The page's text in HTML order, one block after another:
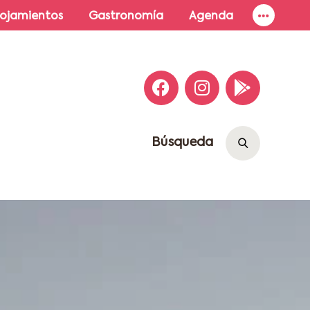
Gastronomía Agenda
Búsqueda